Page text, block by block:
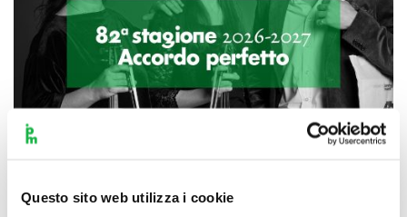
Questo sito web utilizza i cookie